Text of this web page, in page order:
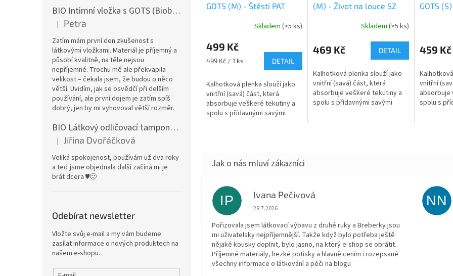
BIO Intimní vložka s GOTS (Biobavlněný úplet) - Malované pivoňky v hořčicové
Hodnocení produktu je 5 z 5 hvězdiček.
| Petra
Zatím mám první den zkušenost s
látkovými vložkami. Materiál je příjemný a
působí kvalitně, na těle nejsou
nepříjemné. Trochu mě ale překvapila
velikost – čekala jsem, že budou o něco
větší. Uvidím, jak se osvědčí při delším
používání, ale první dojem je zatím spíš
dobrý, jen by mi vyhovoval větší rozměr.
BIO Látkový odličovací tamponek: Barevné bambusovo-biobavlněné froté
Hodnocení produktu je 5 z 5 hvězdiček.
| Jiřina Dvořáčková
Veliká spokojenost, používám už dva roky
a teď jsme objednala další začíná mi je
brát dcera ♥️🙂
Odebírat newsletter
Vložte svůj e-mail a my vám budeme
zasílat informace o nových produktech na
našem e-shopu.
GOTS (M) - Štěstí PAT
Skladem (>5 ks)
499 Kč
Měrná
499 Kč / 1 ks DETAIL
Kalhotková plenka slouží jako
vnitřní (savá) část, která
absorbuje veškeré tekutiny a
spolu s přídavnými savými
(M) - Život na louce SZ
Skladem (>5 ks)
469 Kč DETAIL
Kalhotková plenka slouží jako
vnitřní (savá) část, která
absorbuje veškeré tekutiny a
spolu s přídavnými savými
GOTS
459 Kč
vnitřní
absorbuje
spolu s
IP Ivana Pečivová
Hodnocení obchodu je 5 z 5 hvězdiček.
28.7.2026
Pořizovala jsem látkovací výbavu z druhé ruky a Breberky jsou
mi uživatelsky nejpříjemnější. Takže když bylo potřeba ještě
nějaké kousky doplnit, bylo jasno, na který e-shop se obrátit.
Příjemné materiály, hezké potisky a hlavně cením i rozepsané
všechny informace o látkování a péči na blogu
NN